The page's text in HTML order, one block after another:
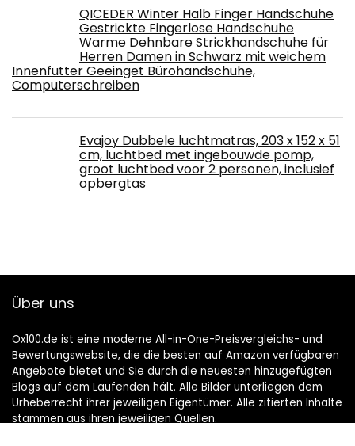
QICEDER Winter Halb Finger Handschuhe
Gestrickte Fingerlose Handschuhe
Warme Dehnbare Strickhandschuhe für
Herren Damen in Schwarz mit weichem
Innenfutter Geeinget Bürohandschuhe,
Computerschreiben
Evajoy Dubbele luchtmatras, 203 x 152 x 51
cm, luchtbed met ingebouwde pomp,
groot luchtbed voor 2 personen, inclusief
opbergtas
Über uns
Ox100.de ist eine moderne All-in-One-Preisvergleichs- und
Bewertungswebsite, die die besten auf Amazon verfügbaren
Angebote bietet und Sie durch die neuesten hinzugefügten
Blogs auf dem Laufenden hält. Alle Bilder unterliegen dem
Urheberrecht ihrer jeweiligen Eigentümer. Alle zitierten Inhalte
stammen aus ihren jeweiligen Quellen.